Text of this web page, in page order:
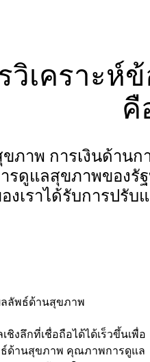
เคราะห์
คื
ภาพ การเงินด้าน
รดูแลสุขภาพของรั
งเราได้รับการปรั
ลัพธ์ด้านสุขภาพ
ชิงลึกที่เชื่อถือได้ได้เร็วขึ้นเพื่อ
ธ์ด้านสุขภาพ คุณภาพการดูแล